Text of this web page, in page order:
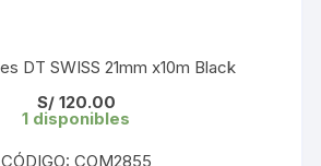
Cinta Tubeles DT SWISS 21mm x10m Black
S/120.00
1 disponibles
CÓDIGO: COM2855